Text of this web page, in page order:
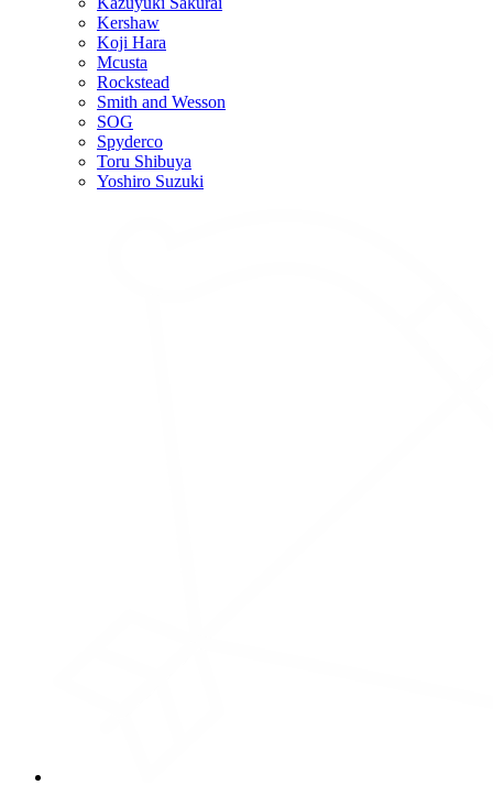
Kershaw
Koji Hara
Mcusta
Rockstead
Smith and Wesson
SOG
Spyderco
Toru Shibuya
Yoshiro Suzuki